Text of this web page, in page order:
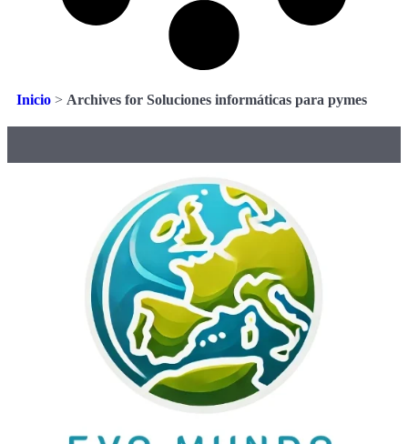
Inicio > Archives for Soluciones informáticas para pymes